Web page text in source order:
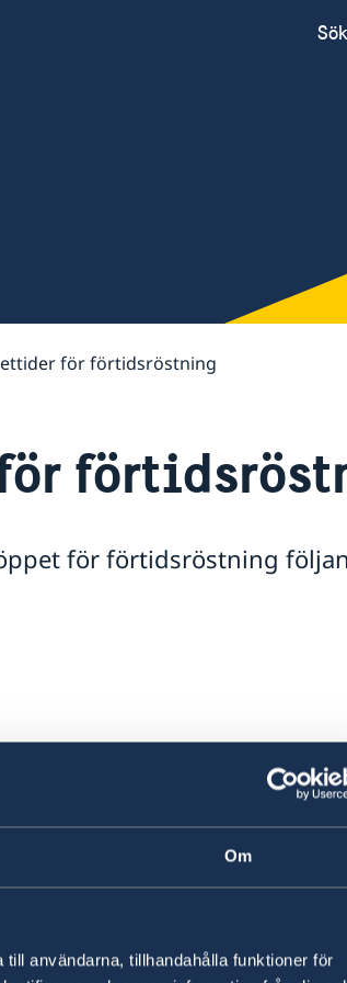
Om
användarna, tillhandahålla funktioner för
Sök
för förtidsröstning
för förtidsröstning